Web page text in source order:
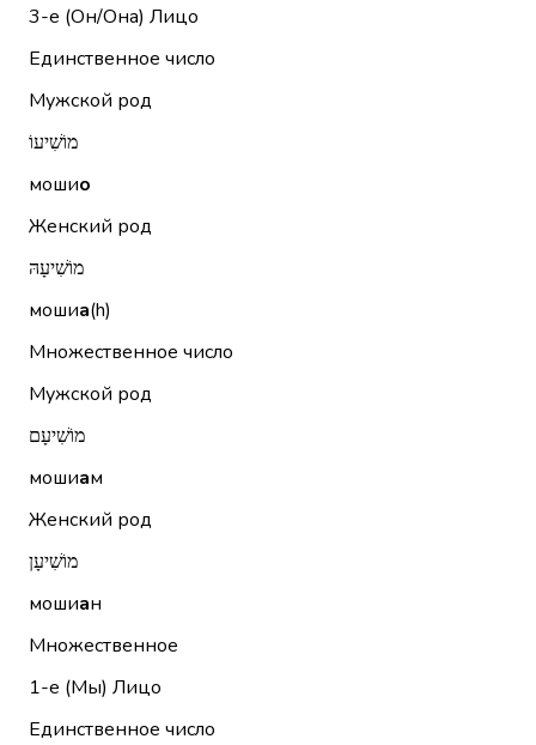
3-е (Он/Она) Лицо
Единственное число
Мужской род
מוֹשִׁיעוֹ
мошио
Женский род
מוֹשִׁיעָהּ
мошиа(h)
Множественное число
Мужской род
מוֹשִׁיעָם
мошиам
Женский род
מוֹשִׁיעָן
мошиан
Множественное
1-е (Мы) Лицо
Единственное число